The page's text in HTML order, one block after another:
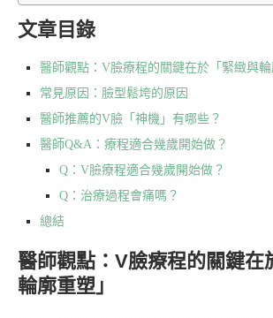
文章目錄
醫師觀點：V臉療程的關鍵在於「緊緻與輪
常見原因：臉型鬆垮的原因
醫師推薦的V臉「神機」有哪些？
醫師Q&A：療程適合幾歲開始做？
Q：V臉療程適合幾歲開始做？
Q：治療過程會痛嗎？
總結
醫師觀點：V臉療程的關鍵在
輪廓重塑」